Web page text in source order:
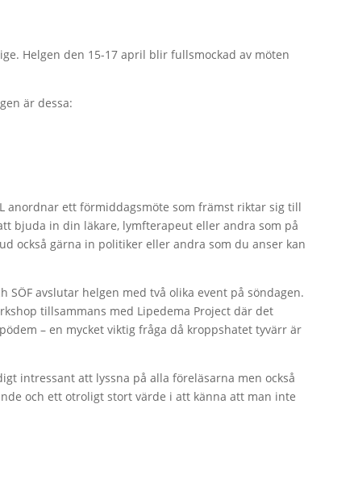
Helgen den 15-17 april blir fullsmockad av möten
är dessa:
anordnar ett förmiddagsmöte som främst riktar sig till
bjuda in din läkare, lymfterapeut eller andra som på
också gärna in politiker eller andra som du anser kan
SÖF avslutar helgen med två olika event på söndagen.
tillsammans med Lipedema Project där det
– en mycket viktig fråga då kroppshatet tyvärr är
intressant att lyssna på alla föreläsarna men också
och ett otroligt stort värde i att känna att man inte